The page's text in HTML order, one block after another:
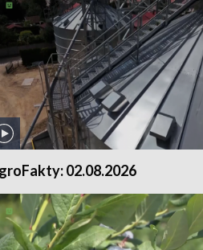
02.08.2026